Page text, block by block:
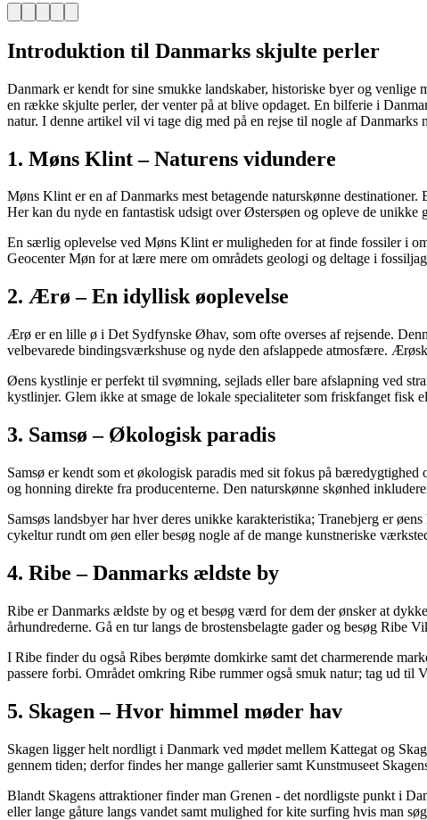
Facebook
Pinterest
Twitter
PrintEmail
Introduktion til Danmarks skjulte perler
Danmark er kendt for sine smukke landskaber, historiske byer og venlige
en række skjulte perler, der venter på at blive opdaget. En bilferie i
natur. I denne artikel vil vi tage dig med på en rejse til nogle af Danmarks
1. Møns Klint – Naturens vidundere
Møns Klint er en af Danmarks mest betagende naturskønne
Her kan du nyde en fantastisk udsigt over Østersøen og opleve de
En særlig oplevelse ved Møns Klint er muligheden for at finde fossiler i
Geocenter Møn for at lære mere om områdets geologi og deltage i
2. Ærø – En idyllisk øoplevelse
Ærø er en lille ø i Det Sydfynske Øhav, som ofte overses af rejsende.
velbevarede bindingsværkshuse og nyde den afslappede atmosfære.
Øens kystlinje er perfekt til svømning, sejlads eller bare afslapning ved
kystlinjer. Glem ikke at smage de lokale specialiteter som friskfanget fisk
3. Samsø – Økologisk paradis
Samsø er kendt som et økologisk paradis med sit fokus på
og honning direkte fra producenterne. Den naturskønne skønhed
Samsøs landsbyer har hver deres unikke karakteristika; Tranebjerg er
cykeltur rundt om øen eller besøg nogle af de mange kunstneriske
4. Ribe – Danmarks ældste by
Ribe er Danmarks ældste by og et besøg værd for dem der ønsker at
århundrederne. Gå en tur langs de brostensbelagte gader og besøg Ribe
I Ribe finder du også Ribes berømte domkirke samt det charmerende
passere forbi. Området omkring Ribe rummer også smuk natur; tag ud til
5. Skagen – Hvor himmel møder hav
Skagen ligger helt nordligt i Danmark ved mødet mellem Kattegat og
gennem tiden; derfor findes her mange gallerier samt Kunstmuseet
Blandt Skagens attraktioner finder man Grenen - det nordligste punkt i
eller lange gåture langs vandet samt mulighed for kite surfing hvis man